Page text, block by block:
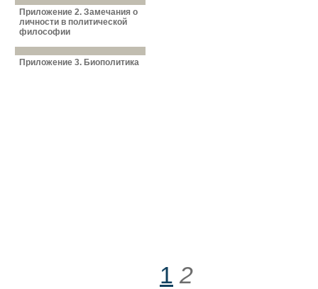
Приложение 2. Замечания о
личности в политической
философии
Приложение 3. Биополитика
1 2